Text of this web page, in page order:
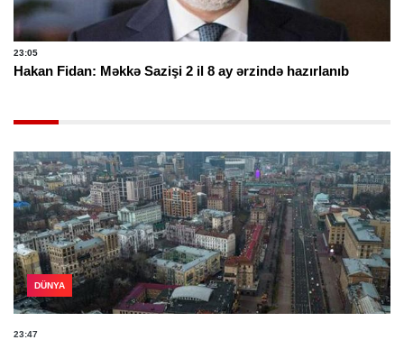
23:05
Hakan Fidan: Məkkə Sazişi 2 il 8 ay ərzində hazırlanıb
DÜNYA
23:47